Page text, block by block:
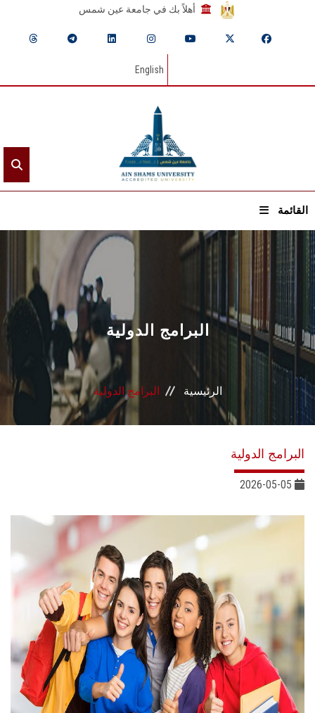
أهلاً بك في جامعة عين شمس
English
القائمة
عن الجامعة
القطاعـات
الشئون الأكاديمية
البحث العلمي
الأنظمة الذكية
الإعلام
تواصل معنا
الطلاب
هيئة التدريس
البرامج الدولية
الرئيسية البرامج الدولية
البرامج الدولية